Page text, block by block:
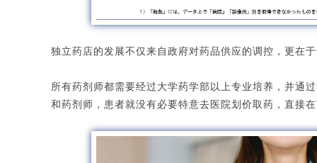
独立药店的发展不仅来自政府对药品供应的调控，更
所有药剂师都需要经过大学药学部以上专业培养，并通
和药剂师，患者就没有必要特意去医院划价取药，直接